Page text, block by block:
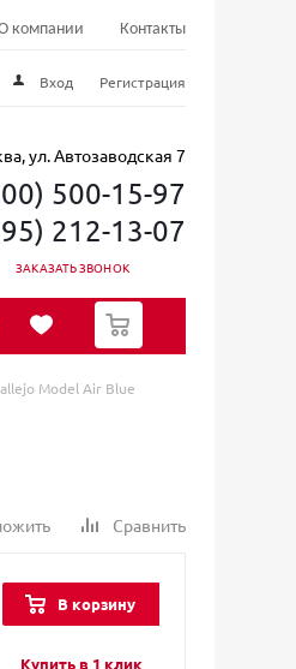
компании Контакты
Вход Регистрация
ул. Автозаводская 7
500-15-97
212-13-07
ЗАКАЗАТЬ ЗВОНОК
0
Model Air Blue
Сравнить
В корзину
Купить в 1 клик